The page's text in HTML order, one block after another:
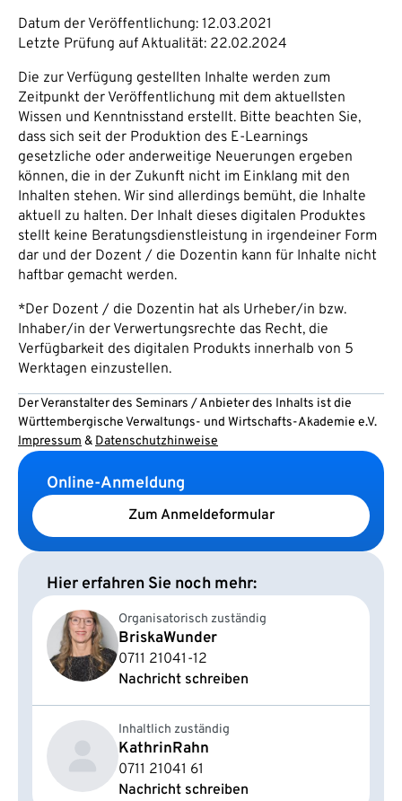
Datum der Veröffentlichung: 12.03.2021
Letzte Prüfung auf Aktualität: 22.02.2024
Die zur Verfügung gestellten Inhalte werden zum
Zeitpunkt der Veröffentlichung mit dem aktuellsten
Wissen und Kenntnisstand erstellt. Bitte beachten Sie,
dass sich seit der Produktion des E-Learnings
gesetzliche oder anderweitige Neuerungen ergeben
können, die in der Zukunft nicht im Einklang mit den
Inhalten stehen. Wir sind allerdings bemüht, die Inhalte
aktuell zu halten. Der Inhalt dieses digitalen Produktes
stellt keine Beratungsdienstleistung in irgendeiner Form
dar und der Dozent / die Dozentin kann für Inhalte nicht
haftbar gemacht werden.
*Der Dozent / die Dozentin hat als Urheber/in bzw.
Inhaber/in der Verwertungsrechte das Recht, die
Verfügbarkeit des digitalen Produkts innerhalb von 5
Werktagen einzustellen.
Der Veranstalter des Seminars / Anbieter des Inhalts ist die
Württembergische Verwaltungs- und Wirtschafts-Akademie e.V.
Impressum & Datenschutzhinweise
Online-Anmeldung
Zum Anmeldeformular
Hier erfahren Sie noch mehr:
Organisatorisch zuständig
BriskaWunder
0711 21041-12
Nachricht schreiben
Inhaltlich zuständig
KathrinRahn
0711 21041 61
Nachricht schreiben